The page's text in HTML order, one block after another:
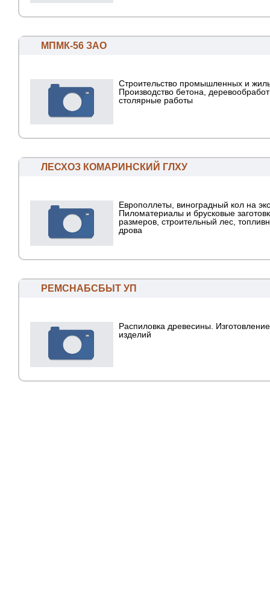
МПМК-56 ЗАО
Строительство промышленных и
Производство бетона,
столярные работы
ЛЕСХОЗ КОМАРИНСКИЙ ГЛХУ
Европоллеты, виноградный кол на
Пиломатериалы и брусковые
размеров, строительный лес,
дрова
РЕМСНАБСБЫТ УП
Распиловка древесины.
изделий